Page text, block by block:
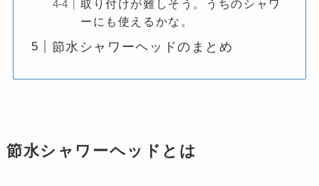
取り付けが難しそう。うちのシャワ
ーにも使えるかな。
節水シャワーヘッドのまとめ
節水シャワーヘッドとは